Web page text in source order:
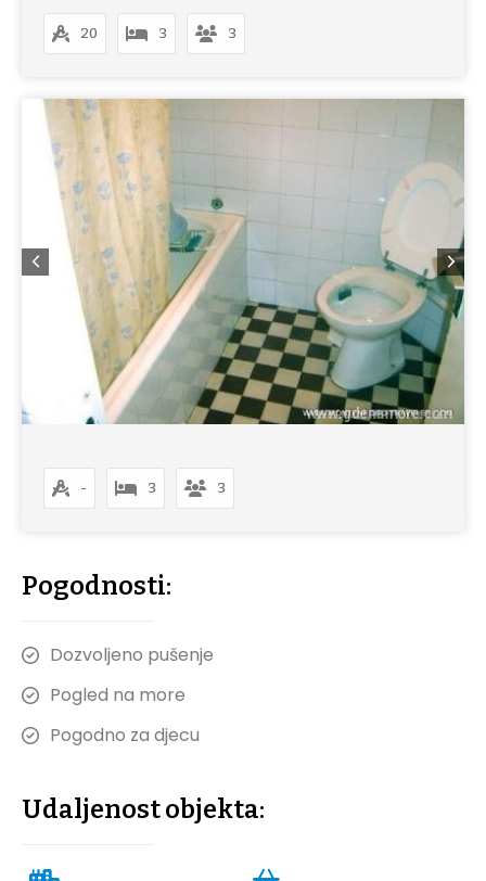
20 3 3
- 3 3
Pogodnosti:
Dozvoljeno pušenje
Pogled na more
Pogodno za djecu
Udaljenost objekta: